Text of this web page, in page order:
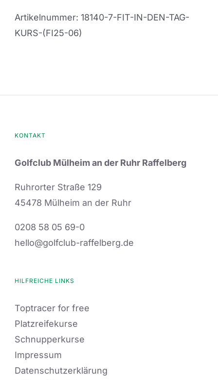
KM
Menge
Artikelnummer: 18140-7-FIT-IN-DEN-TAG-
KURS-(FI25-06)
KONTAKT
Golfclub Mülheim an der Ruhr Raffelberg
Ruhrorter Straße 129
45478 Mülheim an der Ruhr
0208 58 05 69-0
hello@golfclub-raffelberg.de
HILFREICHE LINKS
Toptracer for free
Platzreifekurse
Schnupperkurse
Impressum
Datenschutzerklärung